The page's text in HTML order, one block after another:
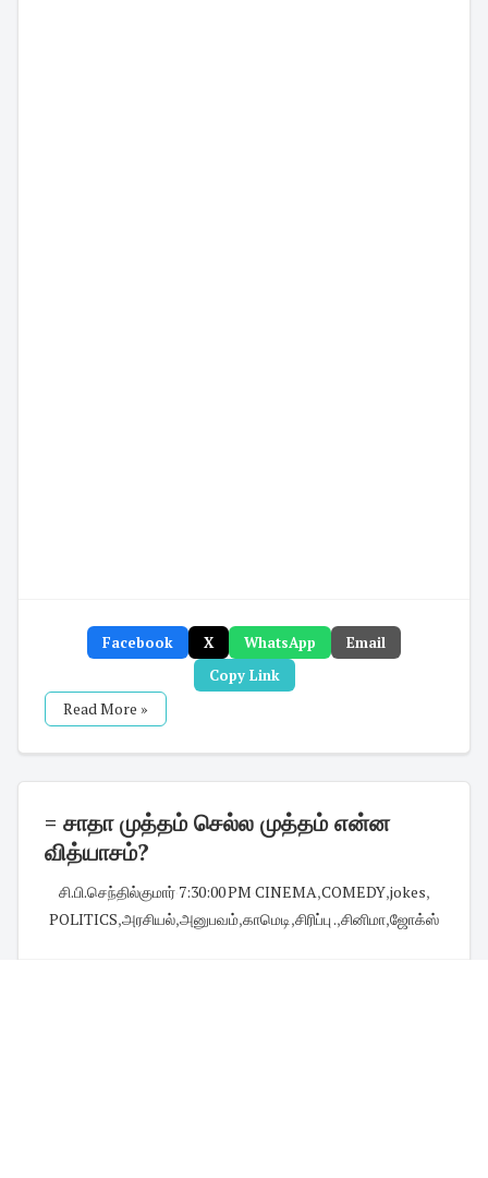
Facebook X WhatsApp
Email
Copy Link
Read More »
= சாதா முத்தம் செல்ல முத்தம் என்ன
வித்யாசம்?
சி.பி.செந்தில்குமார்· 7:30:00 PM CINEMA,COMEDY,jokes,
POLITICS,அரசியல்,அனுபவம்,காமெடி,சிரிப்பு .,சினிமா,ஜோக்ஸ்